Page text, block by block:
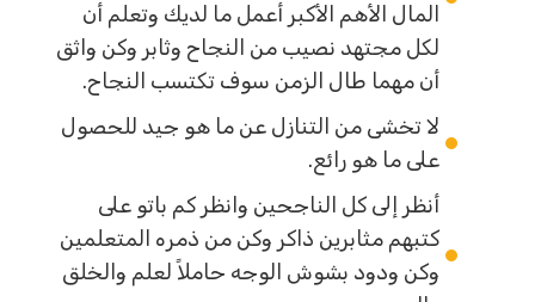
المال الأهم الأكبر أعمل ما لديك وتعلم أن
لكل مجتهد نصيب من النجاح وثابر وكن واثق
أن مهما طال الزمن سوف تكتسب النجاح.
لا تخشى من التنازل عن ما هو جيد للحصول
على ما هو رائع.
أنظر إلى كل الناجحين وانظر كم باتو على
كتبهم مثابرين ذاكر وكن من ذمره المتعلمين
وكن ودود بشوش الوجه حاملاً لعلم والخلق